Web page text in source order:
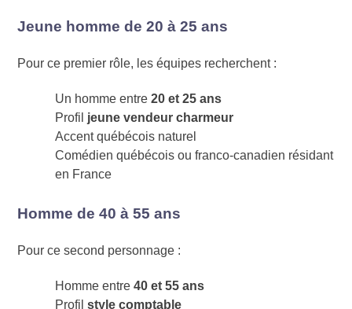
Jeune homme de 20 à 25 ans
Pour ce premier rôle, les équipes recherchent :
Un homme entre20 et 25 ans
Profil jeune vendeur charmeur
Accent québécois naturel
Comédien québécois ou franco-canadien résidant
en France
Homme de 40 à 55 ans
Pour ce second personnage :
Homme entre40 et 55 ans
Profilstyle comptable